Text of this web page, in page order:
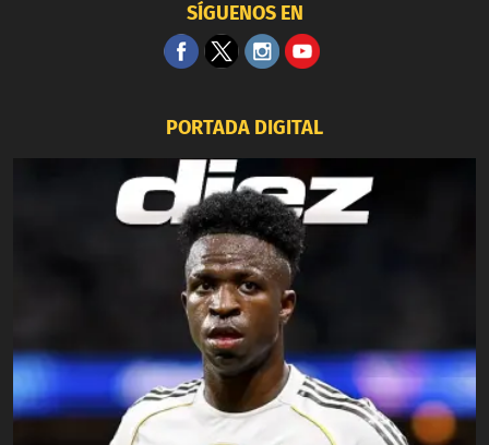
SÍGUENOS EN
PORTADA DIGITAL